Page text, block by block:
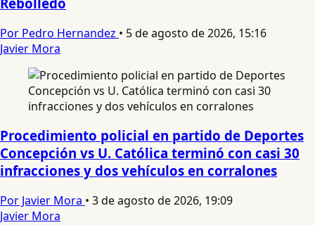
Por Pedro Hernandez • 5 de agosto de 2026, 15:16
Javier Mora
Procedimiento policial en partido de Deportes
Concepción vs U. Católica terminó con casi 30
infracciones y dos vehículos en corralones
Por Javier Mora • 3 de agosto de 2026, 19:09
Javier Mora